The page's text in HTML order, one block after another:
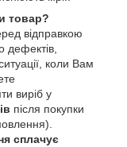
товар?
відправкою
дефектів,
коли Вам
виріб у
після покупки
сплачує